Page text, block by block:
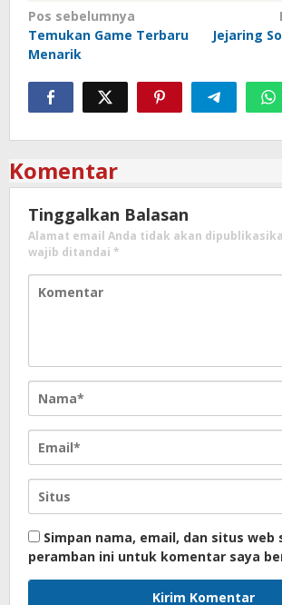
Navigasi
pos
Pos sebelumnya
Temukan Game Terbaru
Menarik
Jejaring
Komentar
Tinggalkan Balasan
Alamat email Anda tidak akan
wajib ditandai *
Simpan nama, email, dan situs web
peramban ini untuk komentar saya